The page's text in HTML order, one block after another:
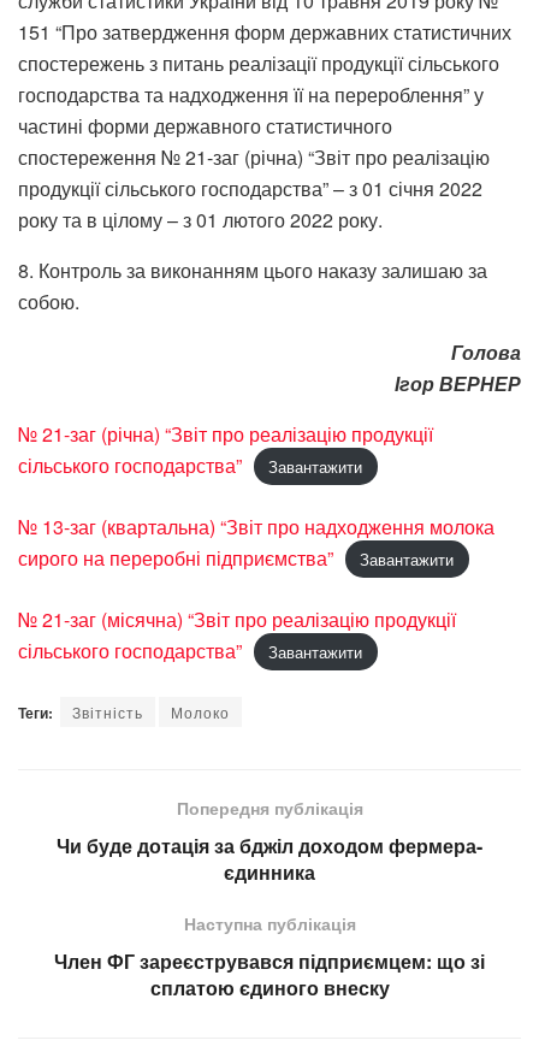
151 “Про затвердження форм державних статистичних
спостережень з питань реалізації продукції сільського
господарства та надходження її на перероблення” у
частині форми державного статистичного
спостереження № 21-заг (річна) “Звіт про реалізацію
продукції сільського господарства” – з 01 січня 2022
року та в цілому – з 01 лютого 2022 року.
8. Контроль за виконанням цього наказу залишаю за
собою.
Голова
Ігор ВЕРНЕР
№ 21-заг (річна) “Звіт про реалізацію продукції
сільського господарства”
Завантажити
№ 13-заг (квартальна) “Звіт про надходження молока
сирого на переробні підприємства”
Завантажити
№ 21-заг (місячна) “Звіт про реалізацію продукції
сільського господарства”
Завантажити
Теги: Звітність Молоко
Попередня публікація
Чи буде дотація за бджіл доходом фермера-
єдинника
Наступна публікація
Член ФГ зареєструвався підприємцем: що зі
сплатою єдиного внеску